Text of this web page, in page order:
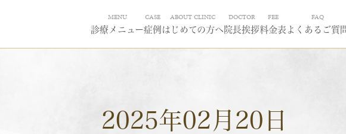
MENU
診療メニュー
CASE
症例
ABOUT CLINIC
はじめての方へ
DOCTOR
院長挨拶
FEE
料金表
FAQ
よくあるご質
2025年02月20日